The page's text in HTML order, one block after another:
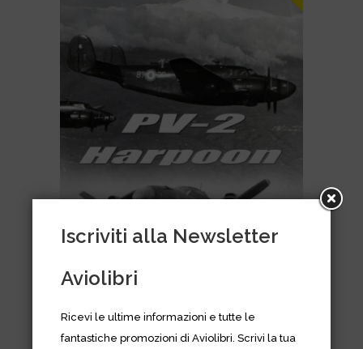
PV-2 Harpoon
Iscriviti alla Newsletter
Aviolibri
Ricevi le ultime informazioni e tutte le
fantastiche promozioni di Aviolibri. Scrivi la tua